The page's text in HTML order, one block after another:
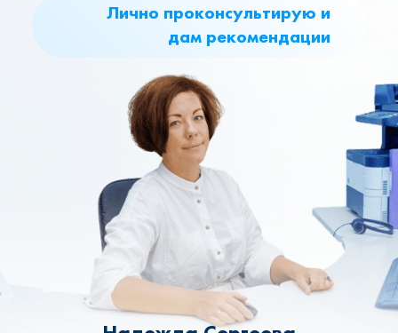
Лично проконсультирую и
дам рекомендации